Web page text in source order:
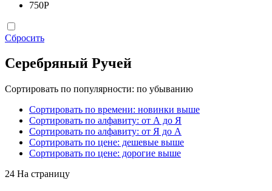
750Р
Сбросить
Серебряный Ручей
Сортировать по популярности: по убыванию
Сортировать по времени: новинки выше
Сортировать по алфавиту: от А до Я
Сортировать по алфавиту: от Я до А
Сортировать по цене: дешевые выше
Сортировать по цене: дорогие выше
24 На страницу